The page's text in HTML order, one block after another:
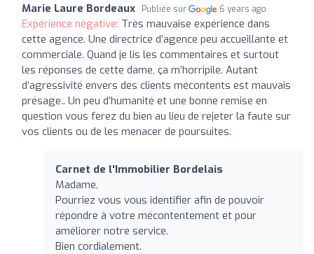
Marie Laure Bordeaux Publiée sur 6 years ago
Expérience négative: Très mauvaise expérience dans
cette agence. Une directrice d’agence peu accueillante et
commerciale. Quand je lis les commentaires et surtout
les réponses de cette dame, ça m’horripile. Autant
d’agressivité envers des clients mécontents est mauvais
présage.. Un peu d’humanité et une bonne remise en
question vous ferez du bien au lieu de rejeter la faute sur
vos clients ou de les menacer de poursuites.
Carnet de l'Immobilier Bordelais
Madame,
Pourriez vous vous identifier afin de pouvoir
répondre à votre mécontentement et pour
améliorer notre service.
Bien cordialement.